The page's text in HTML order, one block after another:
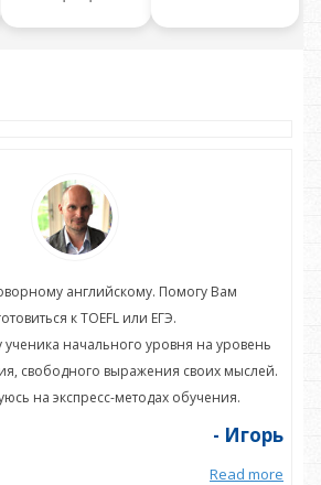
английскому. Помогу Вам
к TOEFL или ЕГЭ.
ученика начального уровня на уровень
свободного выражения своих мыслей.
на экспресс-методах обучения.
- Игорь
Read more